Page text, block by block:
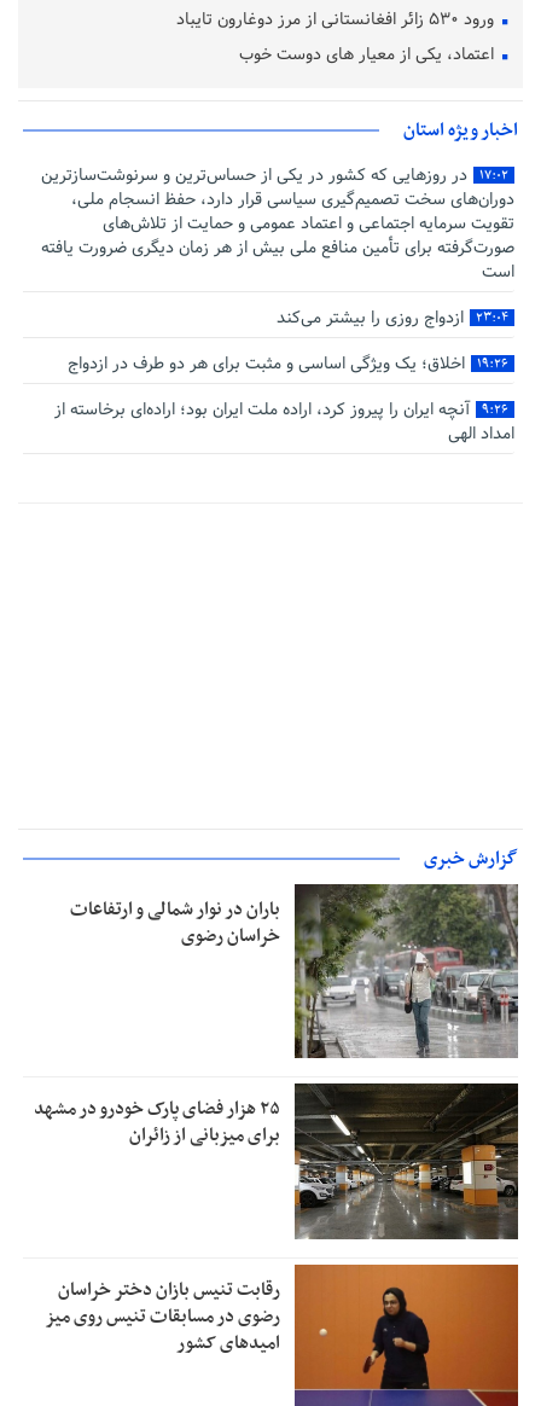
ورود ۵۳۰ زائر افغانستانی از مرز دوغارون تایباد
اعتماد، یکی از معیار های دوست خوب
اخبار ویژه استان
۱۷:۰۲
در روزهایی که کشور در یکی از حساس‌ترین و سرنوشت‌سازترین
دوران‌های سخت تصمیم‌گیری سیاسی قرار دارد، حفظ انسجام ملی،
تقویت سرمایه اجتماعی و اعتماد عمومی و حمایت از تلاش‌های
صورت‌گرفته برای تأمین منافع ملی بیش از هر زمان دیگری ضرورت یافته
است
۲۳:۰۴ ازدواج روزی را بیشتر می‌کند
۱۹:۲۶ اخلاق؛ یک ویژگی اساسی و مثبت برای هر دو طرف در ازدواج
۹:۲۶
آنچه ایران را پیروز کرد، اراده ملت ایران بود؛ اراده‌ای برخاسته از
امداد الهی
گزارش خبری
باران در نوار شمالی و ارتفاعات
خراسان رضوی
۲۵ هزار فضای پارک خودرو در مشهد
برای میزبانی از زائران
رقابت تنیس بازان دختر خراسان
رضوی در مسابقات تنیس روی میز
امیدهای کشور